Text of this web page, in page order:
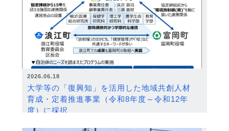
2026.06.18
大学等の「復興知」を活用した地域共創人材
育成・定着推進事業（令和8年度～令和12年
度）に採択